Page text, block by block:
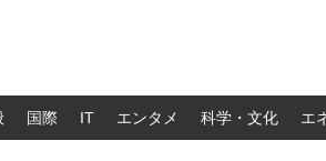
国際 IT エンタメ 科学・文化 エ